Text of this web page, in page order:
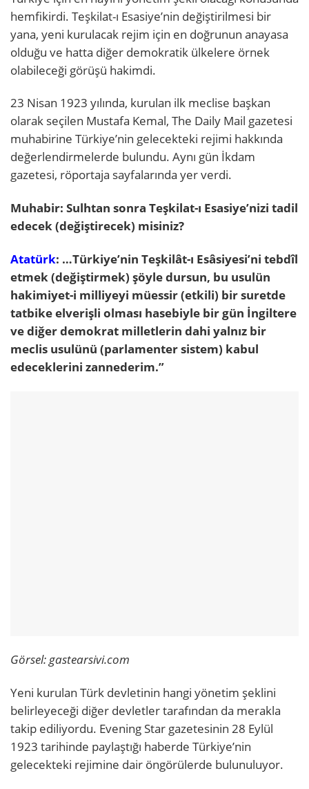
hemfikirdi. Teşkilat-ı Esasiye’nin değiştirilmesi bir
yana, yeni kurulacak rejim için en doğrunun anayasa
olduğu ve hatta diğer demokratik ülkelere örnek
olabileceği görüşü hakimdi.
23 Nisan 1923 yılında, kurulan ilk meclise başkan
olarak seçilen Mustafa Kemal, The Daily Mail gazetesi
muhabirine Türkiye’nin gelecekteki rejimi hakkında
değerlendirmelerde bulundu. Aynı gün İkdam
gazetesi, röportaja sayfalarında yer verdi.
Muhabir: Sulhtan sonra Teşkilat-ı Esasiye’nizi tadil
edecek (değiştirecek) misiniz?
Atatürk: …Türkiye’nin Teşkilât-ı Esâsiyesi’ni tebdîl
etmek (değiştirmek) şöyle dursun, bu usulün
hakimiyet-i milliyeyi müessir (etkili) bir suretde
tatbike elverişli olması hasebiyle bir gün İngiltere
ve diğer demokrat milletlerin dahi yalnız bir
meclis usulünü (parlamenter sistem) kabul
edeceklerini zannederim.”
Görsel: gastearsivi.com
Yeni kurulan Türk devletinin hangi yönetim şeklini
belirleyeceği diğer devletler tarafından da merakla
takip ediliyordu. Evening Star gazetesinin 28 Eylül
1923 tarihinde paylaştığı haberde Türkiye’nin
gelecekteki rejimine dair öngörülerde bulunuluyor.